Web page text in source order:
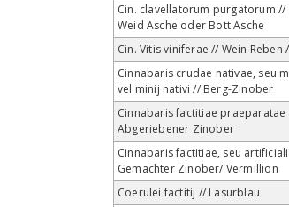
Cin. clavellatorum purgatorum //
Weid Asche oder Bott Asche
Cin. Vitis viniferae // Wein Reben
Cinnabaris crudae nativae, seu
vel minij nativi // Berg-Zinober
Cinnabaris factitiae praeparatae
Abgeriebener Zinober
Cinnabaris factitiae, seu
Gemachter Zinober/ Vermillion
Coerulei factitij // Lasurblau